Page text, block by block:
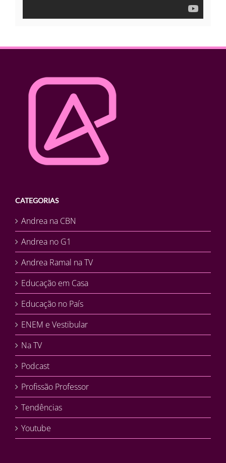
CATEGORIAS
Andrea na CBN
Andrea no G1
Andrea Ramal na TV
Educação em Casa
Educação no País
ENEM e Vestibular
Na TV
Podcast
Profissão Professor
Tendências
Youtube